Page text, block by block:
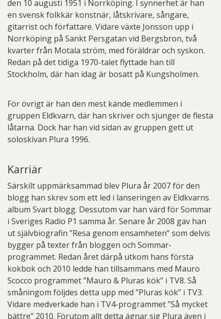
den 10 augusti 1951 i Norrköping. I synnerhet är han
en svensk folkkär konstnär, låtskrivare, sångare,
gitarrist och författare. Vidare växte Jonsson upp i
Norrköping på Sankt Persgatan vid Bergsbron, två
kvarter från Motala ström, med föräldrar och syskon.
Redan på det tidiga 1970-talet flyttade han till
Stockholm, där han idag är bosatt på Kungsholmen.
För övrigt är han den mest kände medlemmen i
gruppen Eldkvarn, där han skriver och sjunger de flesta
låtarna. Dock har han vid sidan av gruppen gett ut
soloskivan Plura 1996.
Karriär
Särskilt uppmärksammad blev Plura år 2007 för den
blogg han skrev som ett led i lanseringen av Eldkvarns
album Svart blogg. Dessutom var han värd för Sommar
i Sveriges Radio P1 samma år. Senare år 2008 gav han
ut självbiografin ”Resa genom ensamheten” som delvis
bygger på texter från bloggen och Sommar-
programmet. Redan året därpå utkom hans första
kokbok och 2010 ledde han tillsammans med Mauro
Scocco programmet ”Mauro & Pluras kök” i TV8. Så
småningom följdes detta upp med ”Pluras kök” i TV3.
Vidare medverkade han i TV4-programmet ”Så mycket
bättre” 2010. Förutom allt detta ägnar sig Plura även i